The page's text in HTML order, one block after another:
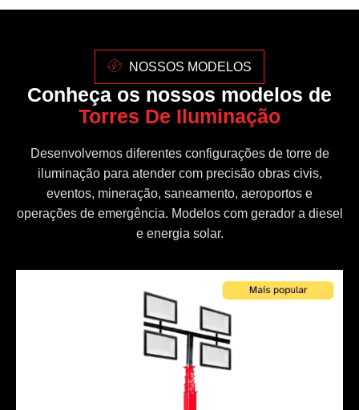
NOSSOS MODELOS
Conheça os nossos modelos de
Torres De Iluminação
Desenvolvemos diferentes configurações de torre de
iluminação para atender com precisão obras civis,
eventos, mineração, saneamento, aeroportos e
operações de emergência. Modelos com gerador a diesel
e energia solar.